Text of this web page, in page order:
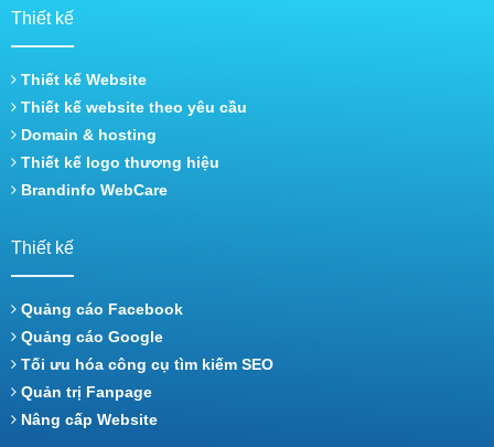
Thiết kế
Thiết kế Website
Thiết kế website theo yêu cầu
Domain & hosting
Thiết kế logo thương hiệu
Brandinfo WebCare
Thiết kế
Quảng cáo Facebook
Quảng cáo Google
Tối ưu hóa công cụ tìm kiếm SEO
Quản trị Fanpage
Nâng cấp Website